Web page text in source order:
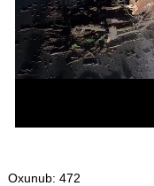
Oxunub: 472